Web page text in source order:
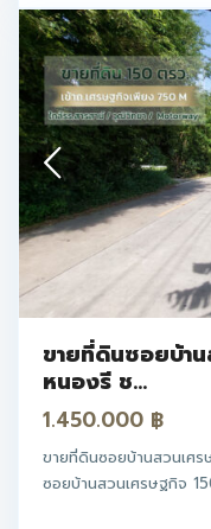
ขายที่ดินซอยบ้า
หนองรี ช...
1.450.000 ฿
ขายที่ดินซอยบ้านสวนเ
ซอยบ้านสวนเศรษฐกิจ